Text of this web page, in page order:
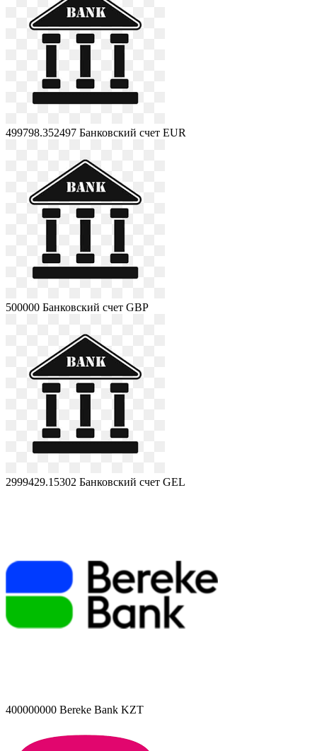
499798.352497 Банковский счет EUR
500000 Банковский счет GBP
2999429.15302 Банковский счет GEL
400000000 Bereke Bank KZT